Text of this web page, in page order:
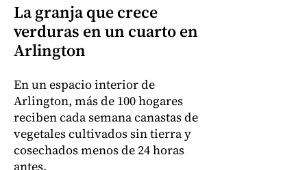
La granja que crece
verduras en un cuarto en
Arlington
En un espacio interior de
Arlington, más de 100 hogares
reciben cada semana canastas de
vegetales cultivados sin tierra y
cosechados menos de 24 horas
antes.